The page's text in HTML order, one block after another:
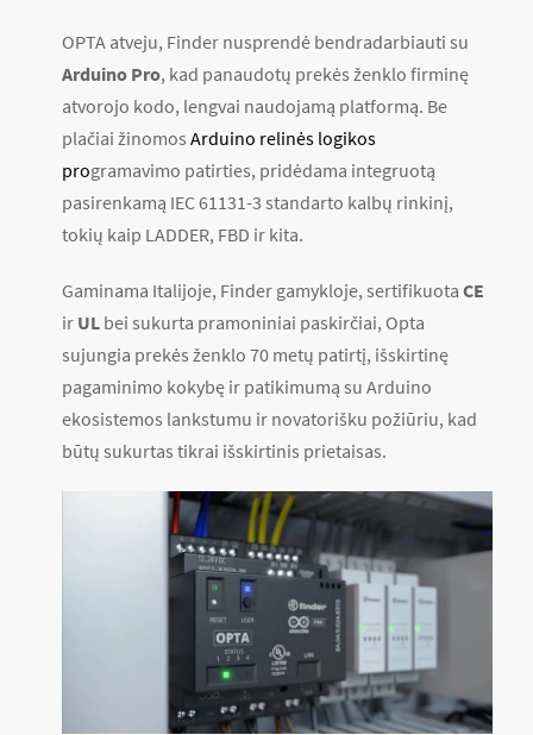
OPTA atveju, Finder nusprendė bendradarbiauti su
Arduino Pro, kad panaudotų prekės ženklo firminę
atvorojo kodo, lengvai naudojamą platformą. Be
plačiai žinomos Arduino relinės logikos
programavimo patirties, pridėdama integruotą
pasirenkamą IEC 61131-3 standarto kalbų rinkinį,
tokių kaip LADDER, FBD ir kita.
Gaminama Italijoje, Finder gamykloje, sertifikuota CE
ir UL bei sukurta pramoniniai paskirčiai, Opta
sujungia prekės ženklo 70 metų patirtį, išskirtinę
pagaminimo kokybę ir patikimumą su Arduino
ekosistemos lankstumu ir novatorišku požiūriu, kad
būtų sukurtas tikrai išskirtinis prietaisas.